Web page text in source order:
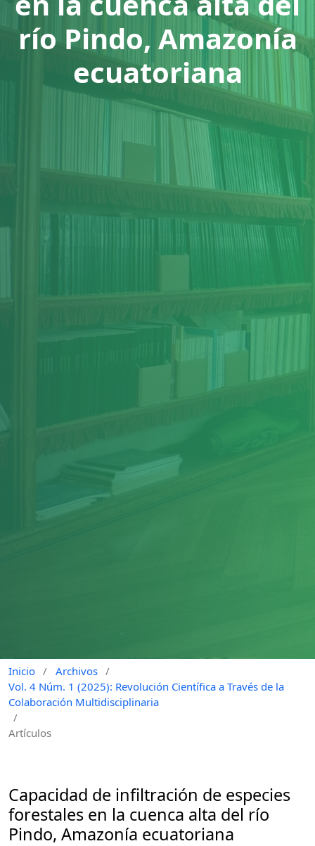
río Pindo, Amazonía
ecuatoriana
Inicio / Archivos /
Vol. 4 Núm. 1 (2025): Revolución Científica a Través de la
Colaboración Multidisciplinaria
/
Artículos
Capacidad de infiltración de especies
forestales en la cuenca alta del río
Pindo, Amazonía ecuatoriana